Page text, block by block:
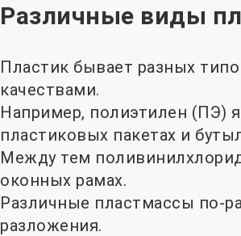
Различные виды
Пластик бывает разных
качествами.
Например, полиэтилен (ПЭ)
пластиковых пакетах и
Между тем
оконных рамах.
Различные пластмассы по-
разложения.